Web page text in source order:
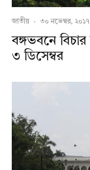
জাতীয় · ৩০ নভেম্বর, ২০১৭
বঙ্গভবনে
৩ ডিসেম্বর